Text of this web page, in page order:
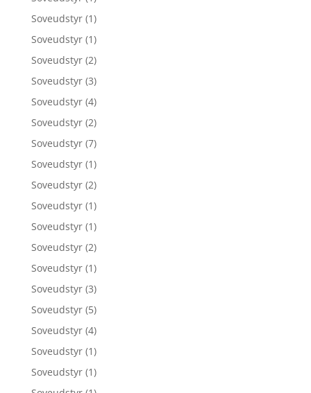
Soveudstyr (1)
Soveudstyr (1)
Soveudstyr (2)
Soveudstyr (3)
Soveudstyr (4)
Soveudstyr (2)
Soveudstyr (7)
Soveudstyr (1)
Soveudstyr (2)
Soveudstyr (1)
Soveudstyr (1)
Soveudstyr (2)
Soveudstyr (1)
Soveudstyr (3)
Soveudstyr (5)
Soveudstyr (4)
Soveudstyr (1)
Soveudstyr (1)